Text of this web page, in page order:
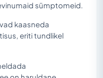
sümptomeid.
kaasneda
eriti tundlikel